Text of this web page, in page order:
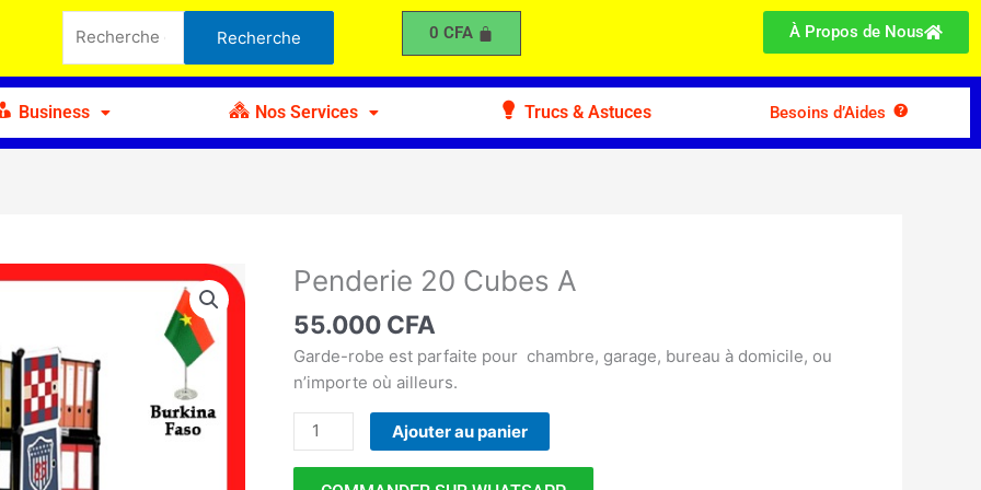
pour :
Recherche 0 CFA À Propos de Nous
Business Nos Services Trucs & Astuces Besoins d’Aides
Penderie 20 Cubes A
55.000 CFA
Garde-robe est parfaite pour chambre, garage, bureau à domicile, ou
n’importe où ailleurs.
quantité
Penderie
20
Cubes
Ajouter au panier